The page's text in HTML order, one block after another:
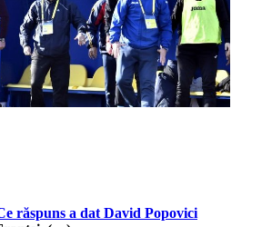
răspuns a dat David Popovici